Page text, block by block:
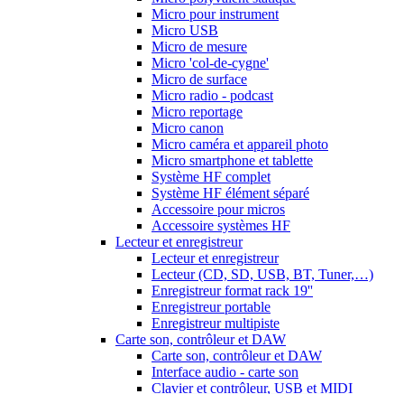
Micro pour instrument
Micro USB
Micro de mesure
Micro 'col-de-cygne'
Micro de surface
Micro radio - podcast
Micro reportage
Micro canon
Micro caméra et appareil photo
Micro smartphone et tablette
Système HF complet
Système HF élément séparé
Accessoire pour micros
Accessoire systèmes HF
Lecteur et enregistreur
Lecteur et enregistreur
Lecteur (CD, SD, USB, BT, Tuner,…)
Enregistreur format rack 19''
Enregistreur portable
Enregistreur multipiste
Carte son, contrôleur et DAW
Carte son, contrôleur et DAW
Interface audio - carte son
Clavier et contrôleur, USB et MIDI